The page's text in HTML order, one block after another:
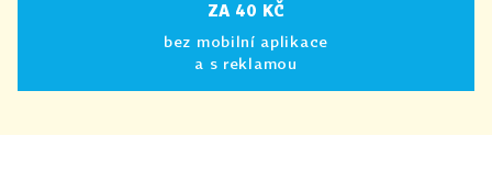
ZA 40 KČ
bez mobilní aplikace
a s reklamou